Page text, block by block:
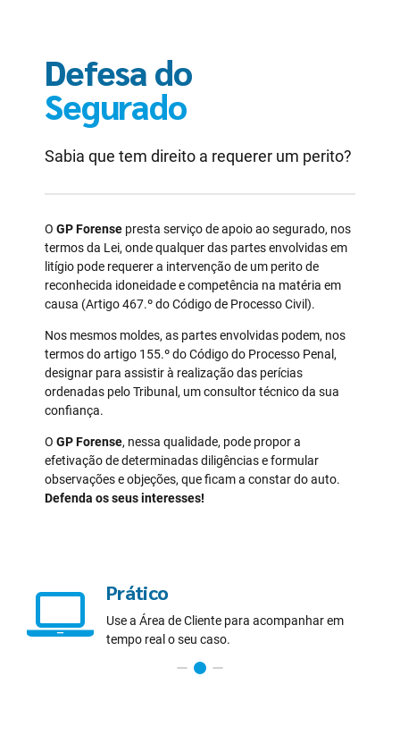
Defesa do
Segurado
Sabia que tem direito a requerer um perito?
O GP Forense presta serviço de apoio ao segurado, nos
termos da Lei, onde qualquer das partes envolvidas em
litígio pode requerer a intervenção de um perito de
reconhecida idoneidade e competência na matéria em
causa (Artigo 467.º do Código de Processo Civil).
Nos mesmos moldes, as partes envolvidas podem, nos
termos do artigo 155.º do Código do Processo Penal,
designar para assistir à realização das perícias
ordenadas pelo Tribunal, um consultor técnico da sua
confiança.
O GP Forense, nessa qualidade, pode propor a
efetivação de determinadas diligências e formular
observações e objeções, que ficam a constar do auto.
Defenda os seus interesses!
Prático
Use a Área de Cliente para acompanhar em
tempo real o seu caso.